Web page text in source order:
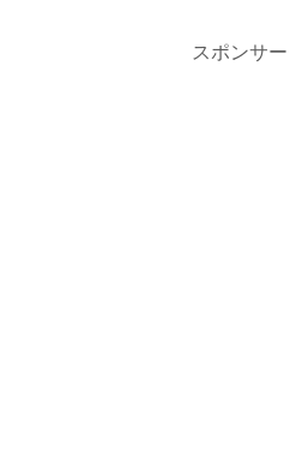
スポンサ